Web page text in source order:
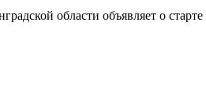
области объявляет о